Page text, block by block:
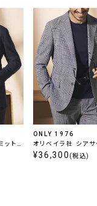
ット
ト ブ
ONLY 1976
オリベイラ社 シアサ
セットアップジャケ
¥36,300 (税込)